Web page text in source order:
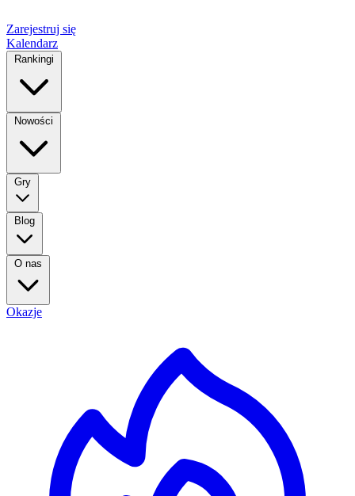
Zarejestruj się
Kalendarz
Rankingi
Nowości
Gry
Blog
O nas
Okazje